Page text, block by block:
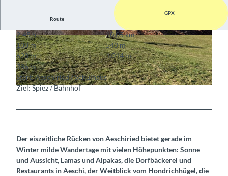
© Sabine Joss, Sabine Joss
© Sabine Joss, Sabine Joss © Sabine Joss, Sabine Joss
Route
GPX
2:45 h
10,05 km
108 m
540 m
628 m
1.014 m
386 m
Start: Aeschiried / Schulhaus
Ziel: Spiez / Bahnhof
Der eiszeitliche Rücken von Aeschiried bietet gerade im
Winter milde Wandertage mit vielen Höhepunkten: Sonne
und Aussicht, Lamas und Alpakas, die Dorfbäckerei und
Restaurants in Aeschi, der Weitblick vom Hondrichhügel, die